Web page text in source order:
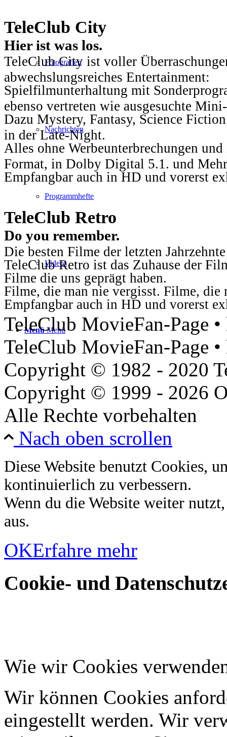
Fotografien
Nachrichten
Programmhefte
Videos
Menü Menü
TeleClub City
Hier ist was los.
TeleClub City ist voller
abwechslungsreiches Entertainment:
Spielfilmunterhaltung mit
ebenso vertreten wie ausgesuchte
Dazu Mystery, Fantasy, Science
in der Late-Night.
Alles ohne Werbeunterbrechungen
Format, in Dolby Digital 5.1. und
Empfangbar auch in HD und vorerst
TeleClub Retro
Do you remember.
Die besten Filme der letzten
TeleClub Retro ist das Zuhause der
Filme die uns geprägt haben.
Filme, die man nie vergisst. Filme, die
Empfangbar auch in HD und vorerst
TeleClub MovieFan-Page
TeleClub MovieFan-Page
Copyright © 1982 - 2020
Copyright © 1999 - 2026
Alle Rechte vorbehalten
Nach oben scrollen
Diese Website benutzt Cookies,
kontinuierlich zu verbessern.
Wenn du die Website weiter
aus.
OKErfahre mehr
Cookie- und
Wie wir Cookies
Wir können Cookies
eingestellt werden. Wir